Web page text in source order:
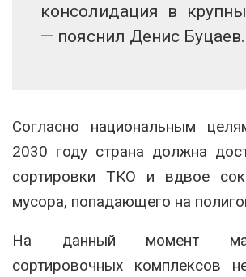
консолидация в
— пояснил Денис Буцаев.
Согласно национальным
2030 году страна должна
сортировки ТКО и вдвое
мусора, попадающего на
На данный момент
сортировочных комплексов